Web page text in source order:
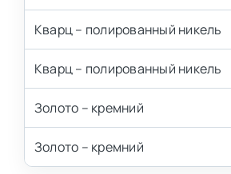
Кварц – полированный никель
Кварц – полированный никель
Золото – кремний
Золото – кремний